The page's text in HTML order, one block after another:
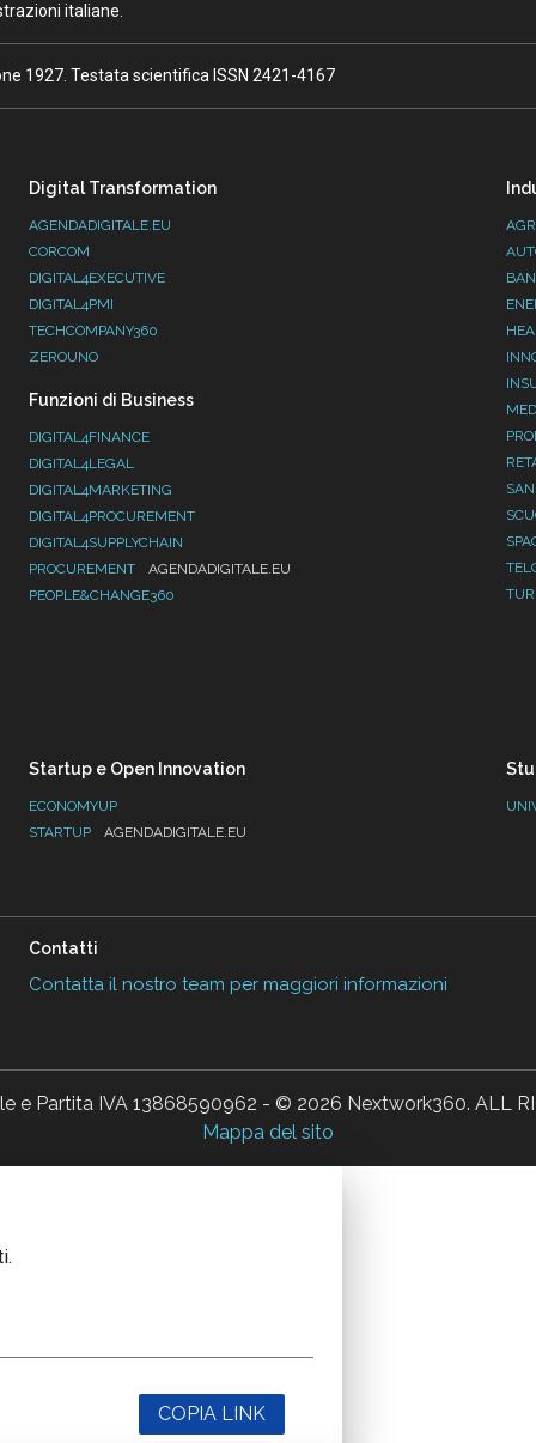
italiane.
1927. Testata scientifica ISSN 2421-4167
Digital Transformation
AGENDADIGITALE.EU
CORCOM
DIGITAL4EXECUTIVE
DIGITAL4PMI
TECHCOMPANY360
ZEROUNO
Funzioni di Business
DIGITAL4FINANCE
DIGITAL4LEGAL
DIGITAL4MARKETING
DIGITAL4PROCUREMENT
DIGITAL4SUPPLYCHAIN
PROCUREMENT
AGENDADIGITALE.EU
PEOPLE&CHANGE360
Startup e Open Innovation
ECONOMYUP
STARTUP
AGENDADIGITALE.EU
Contatti
Contatta il nostro team per maggiori informazioni
e Partita IVA 13868590962 - © 2026 Nextwork360. ALL
Mappa del sito
COPIA LINK